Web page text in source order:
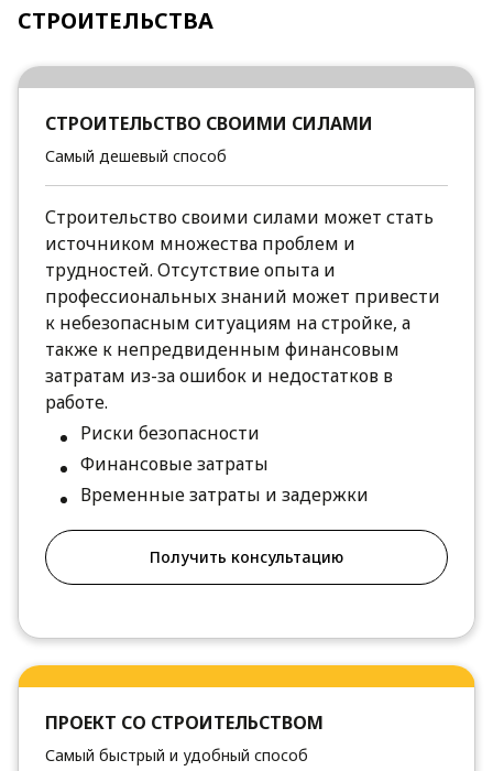
СТРОИТЕЛЬСТВА
СТРОИТЕЛЬСТВО СВОИМИ СИЛАМИ
Самый дешевый способ
Строительство своими силами может стать
источником множества проблем и
трудностей. Отсутствие опыта и
профессиональных знаний может привести
к небезопасным ситуациям на стройке, а
также к непредвиденным финансовым
затратам из-за ошибок и недостатков в
работе.
Риски безопасности
Финансовые затраты
Временные затраты и задержки
Получить консультацию
ПРОЕКТ СО СТРОИТЕЛЬСТВОМ
Самый быстрый и удобный способ